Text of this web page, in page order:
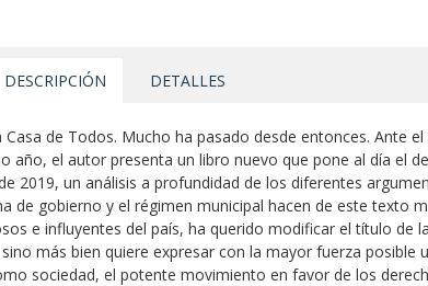
DESCRIPCIÓN DETALLES
de Todos. Mucho ha pasado desde entonces. Ante
el autor presenta un libro nuevo que pone al día el
2019, un análisis a profundidad de los diferentes
de gobierno y el régimen municipal hacen de este texto
e influyentes del país, ha querido modificar el título de
más bien quiere expresar con la mayor fuerza posible
sociedad, el potente movimiento en favor de los